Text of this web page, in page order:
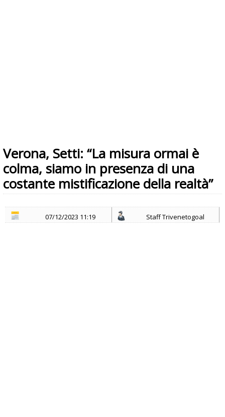
Verona, Setti: “La misura ormai è
colma, siamo in presenza di una
costante mistificazione della realtà”
07/12/2023 11:19 Staff Trivenetogoal